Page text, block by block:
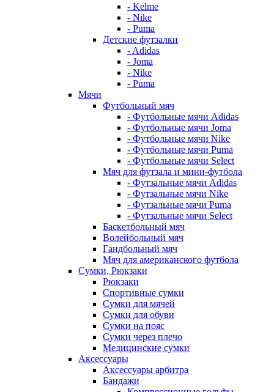
- Kelme
- Nike
- Puma
Детские футзалки
- Adidas
- Joma
- Nike
- Puma
Мячи
Футбольный мяч
- Футбольные мячи Adidas
- Футбольные мячи Joma
- Футбольные мячи Nike
- Футбольные мячи Puma
- Футбольные мячи Select
Мяч для футзала и мини-футбола
- Футзальные мячи Adidas
- Футзальные мячи Nike
- Футзальные мячи Puma
- Футзальные мячи Select
Баскетбольный мяч
Волейбольный мяч
Гандбольный мяч
Мяч для американского футбола
Сумки, Рюкзаки
Рюкзаки
Спортивные сумки
Сумки для мячей
Сумки для обуви
Сумки на пояс
Сумки через плечо
Медицинские сумки
Аксессуары
Аксессуары арбитра
Бандажи